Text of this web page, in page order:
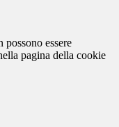
essere
pagina della cookie